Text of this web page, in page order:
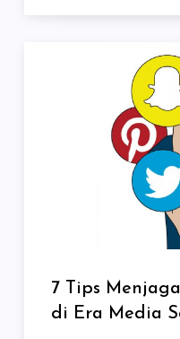
7 Tips
di Era Media